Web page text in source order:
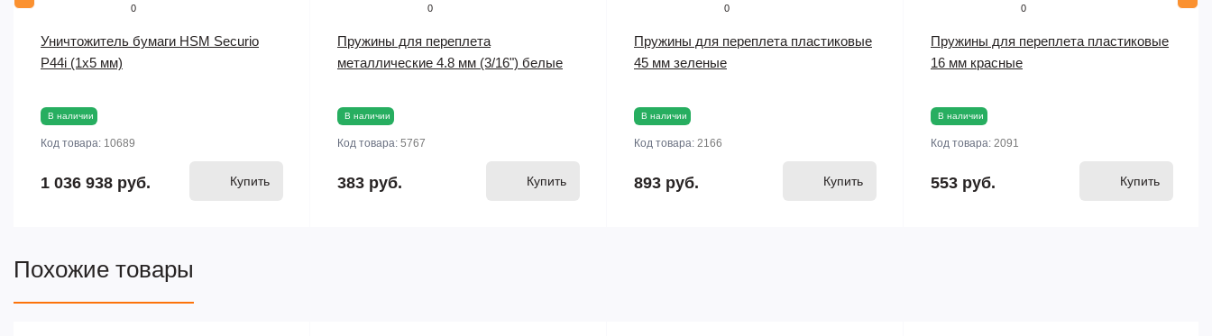
0
Уничтожитель бумаги HSM Securio
P44i (1x5 мм)
В наличии
Код товара: 10689
1 036 938 руб. Купить
0
Пружины для переплета
металлические 4.8 мм (3/16") белые
В наличии
Код товара: 5767
383 руб. Купить
0
Пружины для переплета пластиковые
45 мм зеленые
В наличии
Код товара: 2166
893 руб. Купить
0
Пружины для переплета пластиковые
16 мм красные
В наличии
Код товара: 2091
553 руб. Купить
Похожие товары